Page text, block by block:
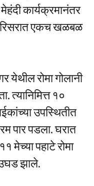
कार्यक्रमानंतर
एकच खळबळ
येथील रोमा गोलानी
त्यानिमित्त १०
उपस्थितीत
पार पडला. घरात
मेच्या पहाटे रोमा
झाले.